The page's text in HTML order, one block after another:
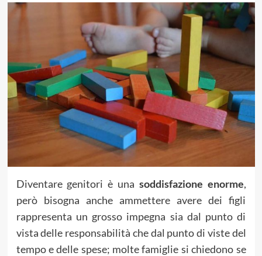
Diventare genitori è una soddisfazione enorme,
però bisogna anche ammettere avere dei figli
rappresenta un grosso impegna sia dal punto di
vista delle responsabilità che dal punto di viste del
tempo e delle spese; molte famiglie si chiedono se